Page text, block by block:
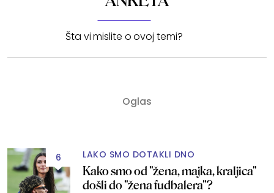
Šta vi mislite o ovoj temi?
6 LAKO SMO DOTAKLI DNO
Kako smo od "žena, majka, kraljica"
došli do "žena fudbalera"?